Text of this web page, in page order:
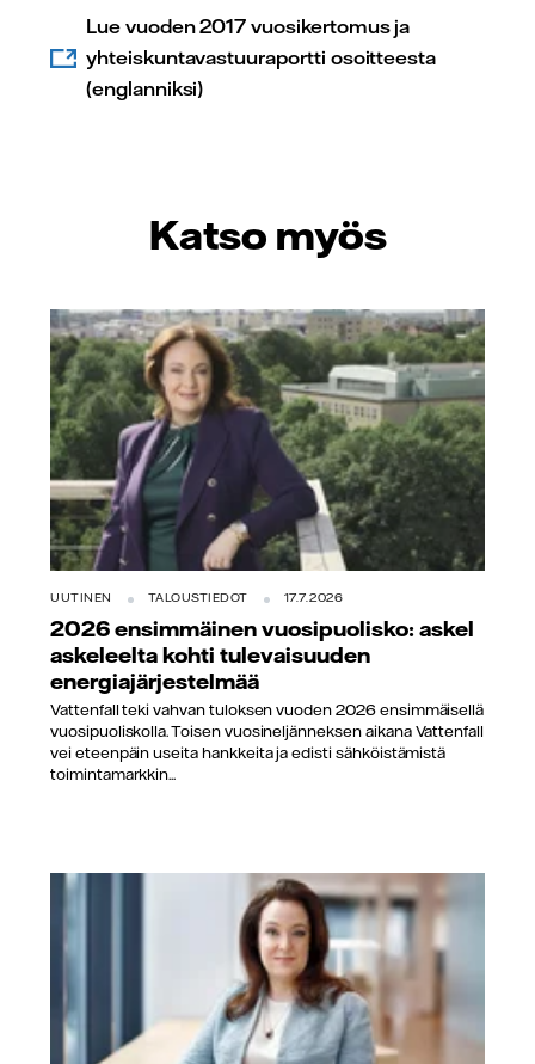
Lue vuoden 2017 vuosikertomus ja
yhteiskuntavastuuraportti osoitteesta
(englanniksi)
Katso myös
UUTINEN TALOUSTIEDOT 17.7.2026
2026 ensimmäinen vuosipuolisko: askel
askeleelta kohti tulevaisuuden
energiajärjestelmää
Vattenfall teki vahvan tuloksen vuoden 2026 ensimmäisellä
vuosipuoliskolla. Toisen vuosineljänneksen aikana Vattenfall
vei eteenpäin useita hankkeita ja edisti sähköistämistä
toimintamarkkin...